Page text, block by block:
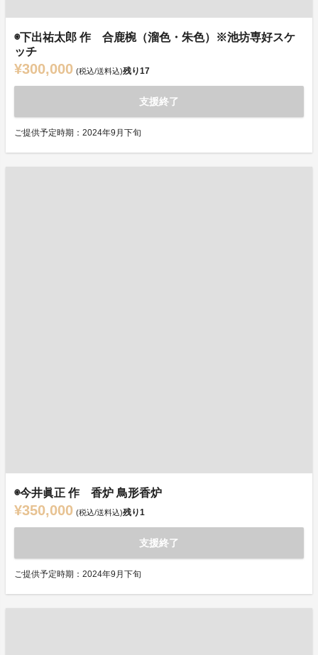
◉下出祐太郎 作 合鹿椀（溜色・朱色）※池坊専好スケ
ッチ
¥300,000 (税込/送料込)残り17
支援終了
ご提供予定時期：2024年9月下旬
◉今井眞正 作 香炉 鳥形香炉
¥350,000 (税込/送料込)残り1
支援終了
ご提供予定時期：2024年9月下旬